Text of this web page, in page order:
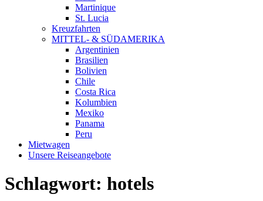
Martinique
St. Lucia
Kreuzfahrten
MITTEL- & SÜDAMERIKA
Argentinien
Brasilien
Bolivien
Chile
Costa Rica
Kolumbien
Mexiko
Panama
Peru
Mietwagen
Unsere Reiseangebote
Schlagwort: hotels